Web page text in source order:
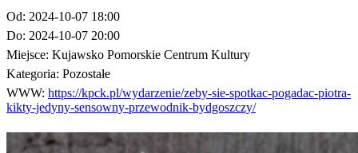
Od: 2024-10-07 18:00
Do: 2024-10-07 20:00
Miejsce: Kujawsko Pomorskie Centrum Kultury
Kategoria: Pozostałe
WWW: https://kpck.pl/wydarzenie/zeby-sie-spotkac-pogadac-piotra-
kikty-jedyny-sensowny-przewodnik-bydgoszczy/